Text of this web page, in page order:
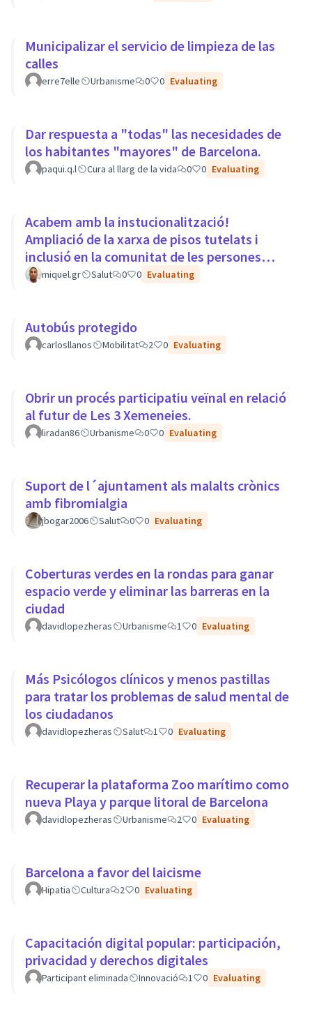
Municipalizar el servicio de limpieza de las
calles
erre7elle Urbanisme 0 0 Evaluating
Dar respuesta a "todas" las necesidades de
los habitantes "mayores" de Barcelona.
paqui.q.l Cura al llarg de la vida 0 0 Evaluating
Acabem amb la instucionalització!
Ampliació de la xarxa de pisos tutelats i
inclusió en la comunitat de les persones
amb trastorns mentals.
miquel.gr Salut 0 0 Evaluating
Autobús protegido
carlosllanos Mobilitat 2 0 Evaluating
Obrir un procés participatiu veïnal en relació
al futur de Les 3 Xemeneies.
liradan86 Urbanisme 0 0 Evaluating
Suport de l´ajuntament als malalts crònics
amb fibromialgia
jbogar2006 Salut 0 0 Evaluating
Coberturas verdes en la rondas para ganar
espacio verde y eliminar las barreras en la
ciudad
davidlopezheras Urbanisme 1 0 Evaluating
Más Psicólogos clínicos y menos pastillas
para tratar los problemas de salud mental de
los ciudadanos
davidlopezheras Salut 1 0 Evaluating
Recuperar la plataforma Zoo marítimo como
nueva Playa y parque litoral de Barcelona
davidlopezheras Urbanisme 2 0 Evaluating
Barcelona a favor del laicisme
Hipatia Cultura 2 0 Evaluating
Capacitación digital popular: participación,
privacidad y derechos digitales
Participant eliminada Innovació 1 0 Evaluating